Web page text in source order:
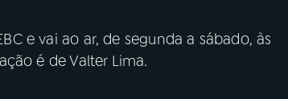
e vai ao ar, de segunda a sábado, às
é de Valter Lima.